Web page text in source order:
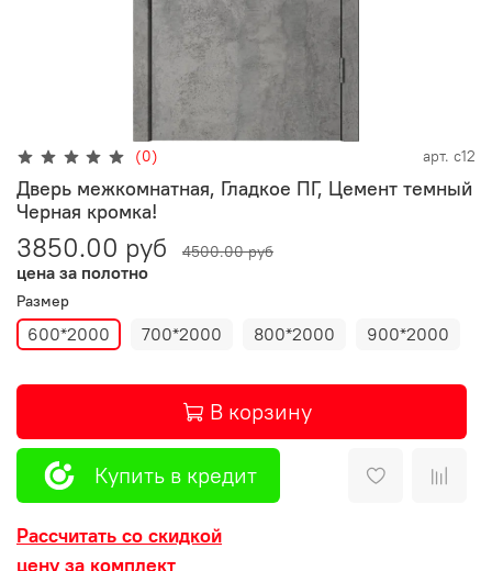
(0) арт. с12
Дверь межкомнатная, Гладкое ПГ, Цемент темный
Черная кромка!
3850.00 руб 4500.00 руб
цена за полотно
Размер
600*2000 700*2000 800*2000 900*2000
В корзину
Купить в кредит
Рассчитать со скидкой
цену за комплект